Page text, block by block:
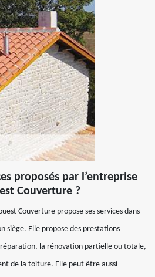
proposés par l’entreprise
Couverture ?
Couverture propose ses services dans
siège. Elle propose des prestations
la rénovation partielle ou totale,
de la toiture. Elle peut être aussi